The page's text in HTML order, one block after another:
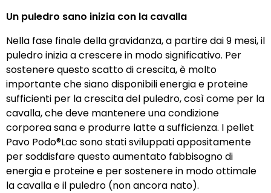
Un puledro sano inizia con la cavalla
Nella fase finale della gravidanza, a partire dai 9 mesi, il
puledro inizia a crescere in modo significativo. Per
sostenere questo scatto di crescita, è molto
importante che siano disponibili energia e proteine
sufficienti per la crescita del puledro, così come per la
cavalla, che deve mantenere una condizione
corporea sana e produrre latte a sufficienza. I pellet
Pavo Podo®Lac sono stati sviluppati appositamente
per soddisfare questo aumentato fabbisogno di
energia e proteine e per sostenere in modo ottimale
la cavalla e il puledro (non ancora nato).